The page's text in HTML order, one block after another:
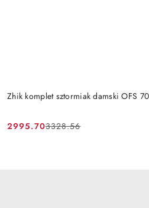
Zhik komplet sztormiak damski OFS
Cena
2995.70
Cena
3328.56